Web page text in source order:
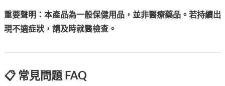
重要聲明：本產品為一般保健用品，並非醫療藥品。若持續出
現不適症狀，請及時就醫檢查。
📋 常見問題 FAQ